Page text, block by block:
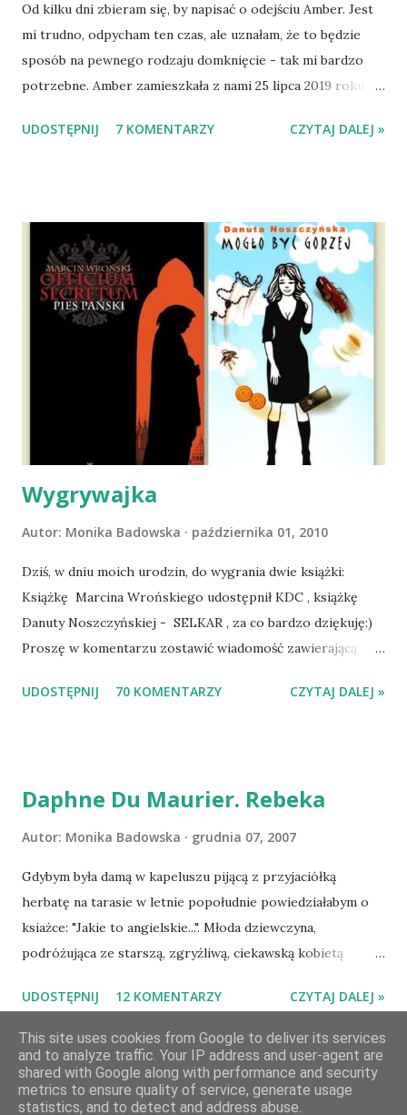
Od kilku dni zbieram się, by napisać o odejściu Amber. Jest
mi trudno, odpycham ten czas, ale uznałam, że to będzie
sposób na pewnego rodzaju domknięcie - tak mi bardzo
potrzebne. Amber zamieszkała z nami 25 lipca 2019 roku.
Mazowieckim, pojechaliśmy na wizytę zapoznawczą, a kilka
wspólnego życia przeczytacie TUTAJ i TUTAJ . Gdy już
nieco okrzepliśmy w codzienności z psem, a Amber - z
ludźmi i kotami, pojawił się pomysł na wspólny jesienny
wyjazd w Beskid Niski. Zanim to jednak się stało psica miała
atak padaczki, co spowodowało, że wyjazd odwołaliśmy,
wdrożyliśmy leczenie i od nowa zaczęliśmy oswajać z nami i
wspólnym życiem zdezorientowanego chorobą psa. Udało
się ustabilizować zawirowania zdrowotne i wówczas
zaczęliśmy się cieszyć sobą wzajemnie już na 100%.
Dopier...
UDOSTĘPNIJ 7 KOMENTARZY CZYTAJ DALEJ »
Wygrywajka
Autor: Monika Badowska października 01, 2010
Dziś, w dniu moich urodzin, do wygrania dwie książki:
Książkę Marcina Wrońskiego udostępnił KDC , książkę
Danuty Noszczyńskiej - SELKAR , za co bardzo dziękuję:)
Proszę w komentarzu zostawić wiadomość zawierającą
Losowanie odbędzie się w niedzielę o 8:00. Zapraszam
UDOSTĘPNIJ 70 KOMENTARZY CZYTAJ DALEJ »
Daphne Du Maurier. Rebeka
Autor: Monika Badowska grudnia 07, 2007
Gdybym była damą w kapeluszu pijącą z przyjaciółką
herbatę na tarasie w letnie popołudnie powiedziałabym o
ksiażce: "Jakie to angielskie...". Młoda dziewczyna,
podróżująca ze starszą, zgryźliwą, ciekawską kobietą
de Wintera, właściciela uroczej posiadłości Manderley,
owdowiałego przed niespełna rokiem. Gdy starsza pani
choruje, Maxim zaczyna opiekować się dziewczyną, a w
dniu, w którym obie panie zamierzaja opuścić Monte Carlo,
prosi ją o rękę. Młoda pani de Winter ma kłopoty z
UDOSTĘPNIJ 12 KOMENTARZY CZYTAJ DALEJ »
Obsługiwane przez usługę Blogger
This site uses cookies from Google to deliver its services
and to analyze traffic. Your IP address and user-agent are
shared with Google along with performance and security
metrics to ensure quality of service, generate usage
statistics, and to detect and address abuse.